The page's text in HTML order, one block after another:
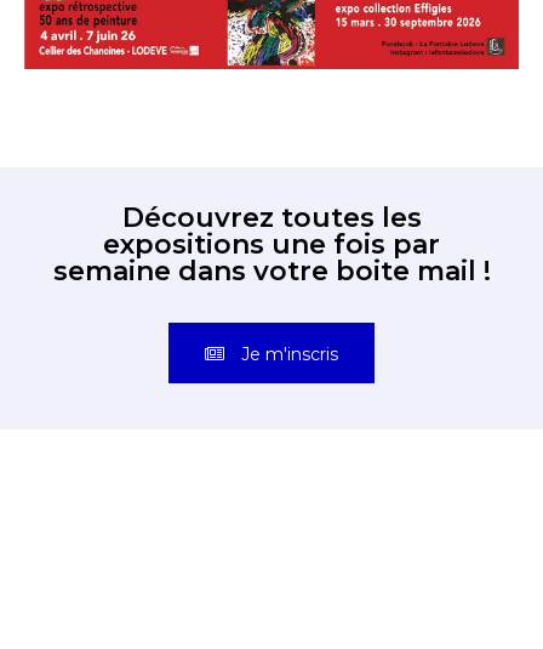
Découvrez toutes les
expositions une fois par
semaine dans votre boite mail !
Je m'inscris